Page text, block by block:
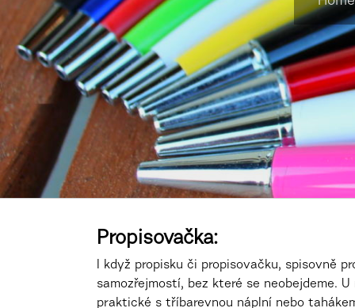
Propisovačka:
I když propisku či propisovačku, spisovně
samozřejmostí, bez které se neobejdeme. U
praktické s tříbarevnou náplní nebo tah